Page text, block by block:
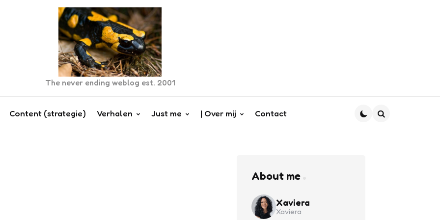
The never ending weblog est. 2001
Content (strategie) Verhalen Just me | Over mij Contact
About me
Xaviera
Xaviera